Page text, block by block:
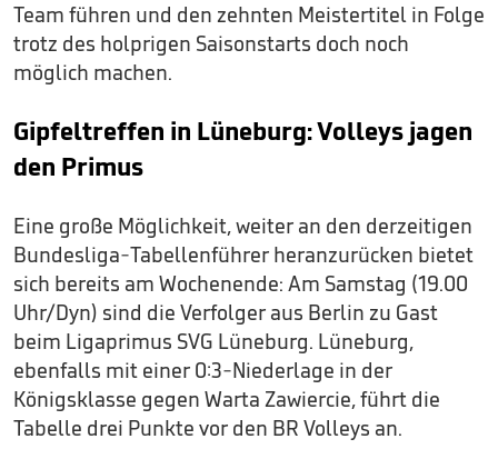
Team führen und den zehnten Meistertitel in Folge
trotz des holprigen Saisonstarts doch noch
möglich machen.
Gipfeltreffen in Lüneburg: Volleys jagen
den Primus
Eine große Möglichkeit, weiter an den derzeitigen
Bundesliga-Tabellenführer heranzurücken bietet
sich bereits am Wochenende: Am Samstag (19.00
Uhr/Dyn) sind die Verfolger aus Berlin zu Gast
beim Ligaprimus SVG Lüneburg. Lüneburg,
ebenfalls mit einer 0:3-Niederlage in der
Königsklasse gegen Warta Zawiercie, führt die
Tabelle drei Punkte vor den BR Volleys an.